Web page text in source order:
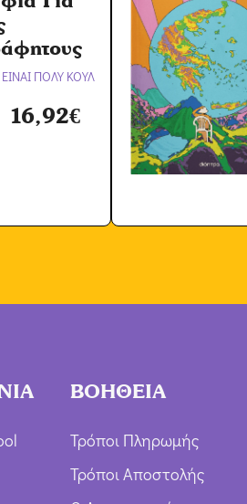
ΠΟΛΥ ΚΟΥΛ
16,92€
ΒΟΗΘΕΙΑ
Τρόποι Πληρωμής
Τρόποι Αποστολής